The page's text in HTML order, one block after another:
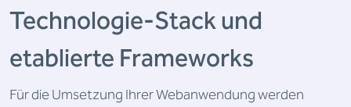
Technologie-Stack und
etablierte Frameworks
Für die Umsetzung Ihrer Webanwendung werden